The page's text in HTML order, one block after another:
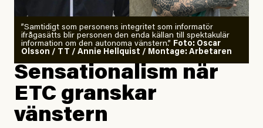
”Samtidigt som personens integritet som informatör
ifrågasätts blir personen den enda källan till spektakulär
information om den autonoma vänstern.” Foto: Oscar
Olsson / TT / Annie Hellquist / Montage: Arbetaren
Sensationalism när
ETC granskar
vänstern